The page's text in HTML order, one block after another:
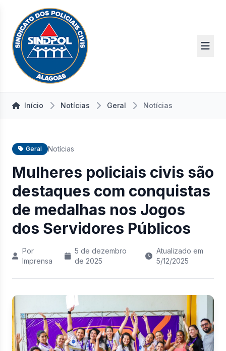
Início Notícias Geral Notícias
Geral Notícias
Mulheres policiais civis são
destaques com conquistas
de medalhas nos Jogos
dos Servidores Públicos
Por
Imprensa
5 de dezembro
de 2025
Atualizado em
5/12/2025